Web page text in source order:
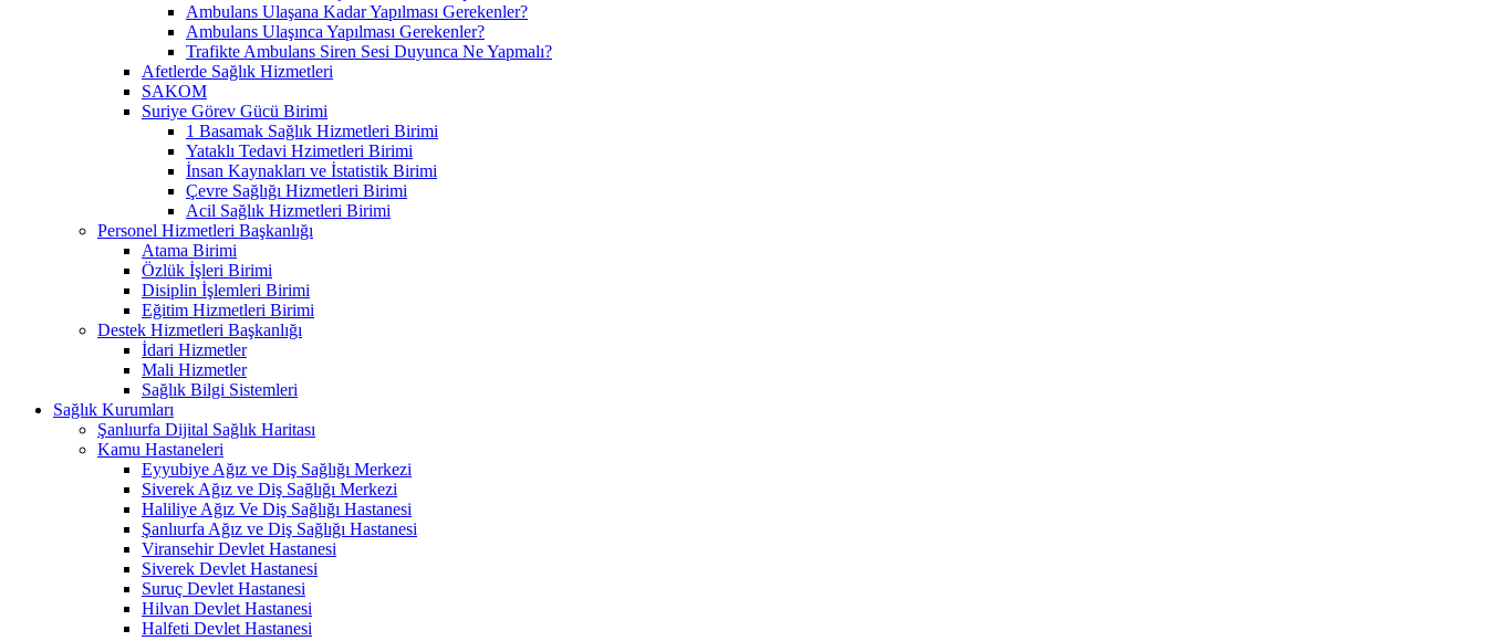
Ambulans Ulaşana Kadar Yapılması Gerekenler?
Ambulans Ulaşınca Yapılması Gerekenler?
Trafikte Ambulans Siren Sesi Duyunca Ne Yapmalı?
Afetlerde Sağlık Hizmetleri
SAKOM
Suriye Görev Gücü Birimi
1 Basamak Sağlık Hizmetleri Birimi
Yataklı Tedavi Hzimetleri Birimi
İnsan Kaynakları ve İstatistik Birimi
Çevre Sağlığı Hizmetleri Birimi
Acil Sağlık Hizmetleri Birimi
Personel Hizmetleri Başkanlığı
Atama Birimi
Özlük İşleri Birimi
Disiplin İşlemleri Birimi
Eğitim Hizmetleri Birimi
Destek Hizmetleri Başkanlığı
İdari Hizmetler
Mali Hizmetler
Sağlık Bilgi Sistemleri
Sağlık Kurumları
Şanlıurfa Dijital Sağlık Haritası
Kamu Hastaneleri
Eyyubiye Ağız ve Diş Sağlığı Merkezi
Siverek Ağız ve Diş Sağlığı Merkezi
Haliliye Ağız Ve Diş Sağlığı Hastanesi
Şanlıurfa Ağız ve Diş Sağlığı Hastanesi
Viransehir Devlet Hastanesi
Siverek Devlet Hastanesi
Suruç Devlet Hastanesi
Hilvan Devlet Hastanesi
Halfeti Devlet Hastanesi